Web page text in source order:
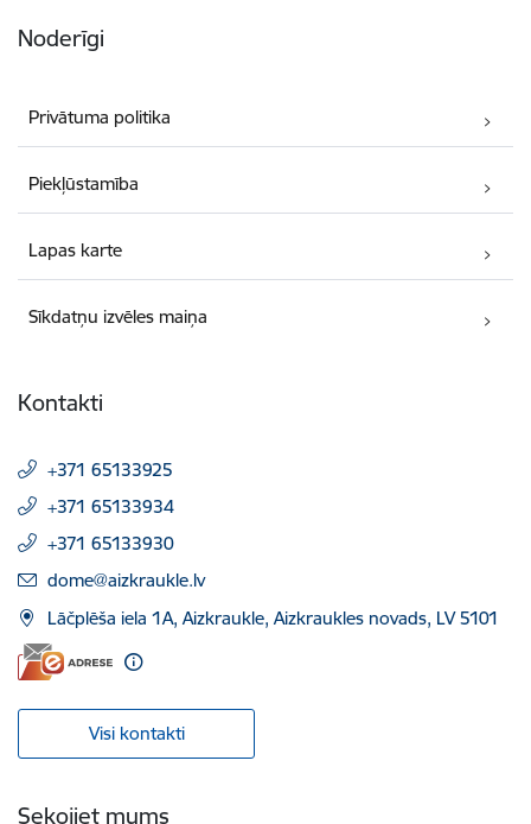
Noderīgi
Privātuma politika
Piekļūstamība
Lapas karte
Sīkdatņu izvēles maiņa
Kontakti
+371 65133925
+371 65133934
+371 65133930
E-pasts:
dome@aizkraukle.lv
Lāčplēša iela 1A, Aizkraukle, Aizkraukles novads, LV 5101
Visi kontakti
Sekojiet mums